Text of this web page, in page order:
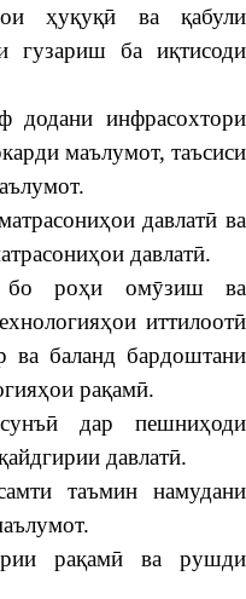
ҳуқуқӣ ва қабули
гузариш ба иқтисоди
додани инфрасохтори
маълумот, таъсиси
давлатӣ ва
давлатӣ.
бо роҳи омӯзиш ва
иттилоотӣ
ва баланд бардоштани
рақамӣ.
дар пешниҳоди
давлатӣ.
таъмин намудани
рақамӣ ва рушди